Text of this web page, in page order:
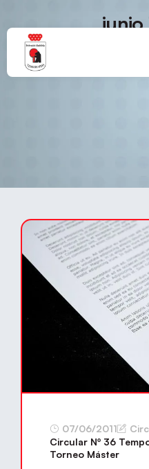
junio
07/06/2011
Circular Nº 36
Torneo Máster